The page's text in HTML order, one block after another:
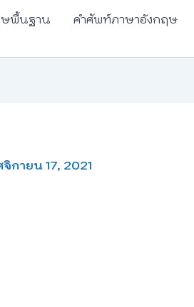
ษพื้นฐาน คำศัพท์ภาษาอังกฤษ
กายน 17, 2021